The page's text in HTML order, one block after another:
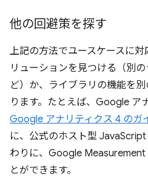
他の回避策を探す
上記の方法でユースケースに
リューションを見つける（別
ど）か、ライブラリの機能を
ります。たとえば、Google ア
Google アナリティクス 4 のガ
に、公式のホスト型
わりに、Google
とができます。